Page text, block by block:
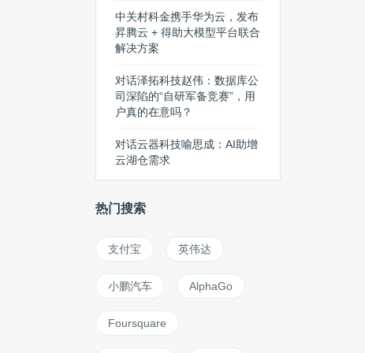
中关村科金携手华为云，发布
昇腾云 + 得助大模型平台联合
解决方案
对话泽拓科技赵伟：数据库公
司深陷的“自研军备竞赛”，用
户真的在意吗？
对话云器科技喻思成：AI助增
云湖仓需求
热门搜索
支付宝 英伟达
小鹏汽车 AlphaGo
Foursquare